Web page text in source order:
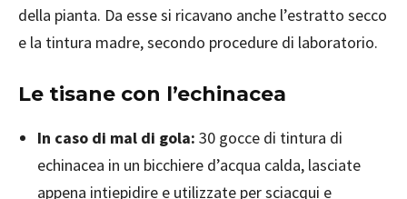
della pianta. Da esse si ricavano anche l’estratto secco
e la tintura madre, secondo procedure di laboratorio.
Le tisane con l’echinacea
In caso di mal di gola: 30 gocce di tintura di
echinacea in un bicchiere d’acqua calda, lasciate
appena intiepidire e utilizzate per sciacqui e